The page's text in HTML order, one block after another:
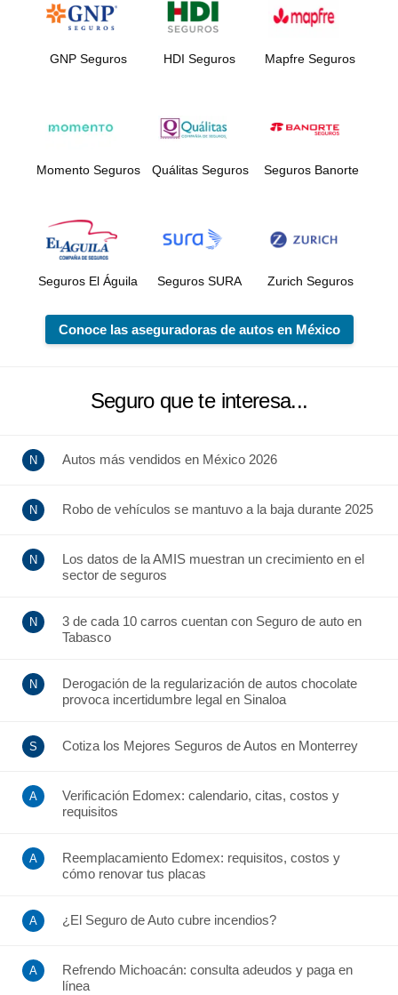
GNP Seguros HDI Seguros Mapfre Seguros
Momento Seguros Quálitas Seguros Seguros Banorte
Seguros El Águila Seguros SURA Zurich Seguros
Conoce las aseguradoras de autos en México
Seguro que te interesa...
Autos más vendidos en México 2026
Robo de vehículos se mantuvo a la baja durante 2025
Los datos de la AMIS muestran un crecimiento en el
sector de seguros
3 de cada 10 carros cuentan con Seguro de auto en
Tabasco
Derogación de la regularización de autos chocolate
provoca incertidumbre legal en Sinaloa
Cotiza los Mejores Seguros de Autos en Monterrey
Verificación Edomex: calendario, citas, costos y
requisitos
Reemplacamiento Edomex: requisitos, costos y
cómo renovar tus placas
¿El Seguro de Auto cubre incendios?
Refrendo Michoacán: consulta adeudos y paga en
línea